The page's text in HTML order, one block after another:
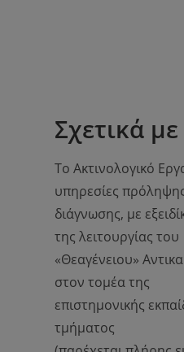
Σχετικά
Το Ακτινολογικό
υπηρεσίες
διάγνωσης, με
της λειτουργίας του
«Θεαγένειου»
στον τομέα της
επιστημονικής
τμήματος